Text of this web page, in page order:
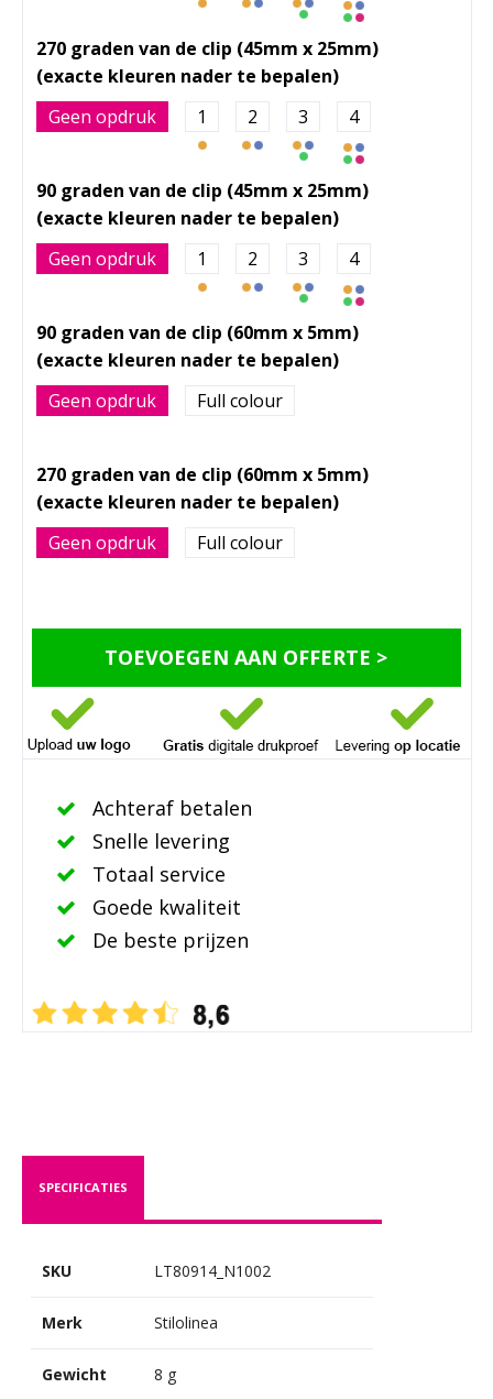
270 graden van de clip (45mm x 25mm)
Geen opdruk 1 2 3 4
90 graden van de clip (45mm x 25mm)
Geen opdruk 1 2 3 4
90 graden van de clip (60mm x 5mm)
Geen opdruk Full colour
270 graden van de clip (60mm x 5mm)
Geen opdruk Full colour
TOEVOEGEN AAN OFFERTE >
Achteraf betalen
Snelle levering
Totaal service
Goede kwaliteit
De beste prijzen
SPECIFICATIES
SKU LT80914_N1002
Merk Stilolinea
Gewicht 8 g